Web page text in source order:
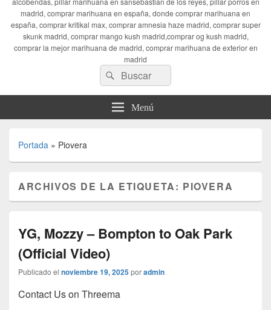
madrid, comprar marihuana en españa, donde comprar marihuana en
españa, comprar kritikal max, comprar amnesia haze madrid, comprar super
skunk madrid, comprar mango kush madrid,comprar og kush madrid,
comprar la mejor marihuana de madrid, comprar marihuana de exterior en
madrid
Buscar
por:
Buscar
Menú
Portada » Piovera
ARCHIVOS DE LA ETIQUETA: PIOVERA
YG, Mozzy – Bompton to Oak Park
(Official Video)
Publicado el noviembre 19, 2025poradmin
Contact Us on Threema